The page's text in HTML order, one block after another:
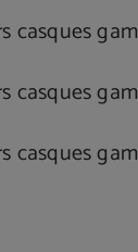
casques
casques
casques